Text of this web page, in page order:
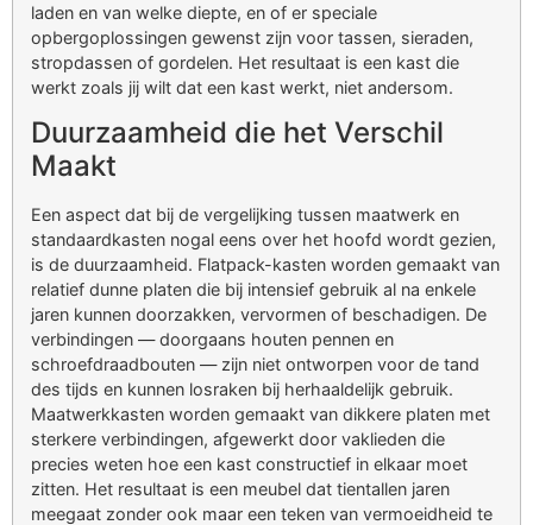
laden en van welke diepte, en of er speciale
opbergoplossingen gewenst zijn voor tassen, sieraden,
stropdassen of gordelen. Het resultaat is een kast die
werkt zoals jij wilt dat een kast werkt, niet andersom.
Duurzaamheid die het Verschil
Maakt
Een aspect dat bij de vergelijking tussen maatwerk en
standaardkasten nogal eens over het hoofd wordt gezien,
is de duurzaamheid. Flatpack-kasten worden gemaakt van
relatief dunne platen die bij intensief gebruik al na enkele
jaren kunnen doorzakken, vervormen of beschadigen. De
verbindingen — doorgaans houten pennen en
schroefdraadbouten — zijn niet ontworpen voor de tand
des tijds en kunnen losraken bij herhaaldelijk gebruik.
Maatwerkkasten worden gemaakt van dikkere platen met
sterkere verbindingen, afgewerkt door vaklieden die
precies weten hoe een kast constructief in elkaar moet
zitten. Het resultaat is een meubel dat tientallen jaren
meegaat zonder ook maar een teken van vermoeidheid te